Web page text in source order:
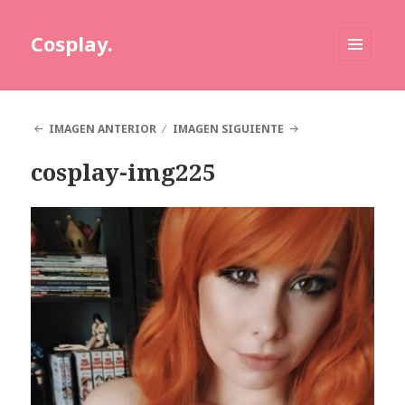
Cosplay.
IMAGEN ANTERIOR
IMAGEN SIGUIENTE
cosplay-img225